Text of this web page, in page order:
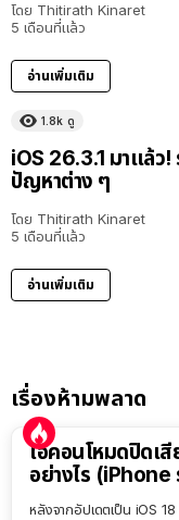
โดย Thitirath Kinaret
5 เดือนที่แล้ว
อ่านเพิ่มเติม
1.8k ดู
iOS 26.3.1 มาแล้ว
ปัญหาต่าง ๆ
โดย Thitirath Kinaret
5 เดือนที่แล้ว
อ่านเพิ่มเติม
เรื่องห้ามพลาด
ไอคอนโหมดปิดเ
อย่างไร
หลังจากอัปเดตเป็น iOS